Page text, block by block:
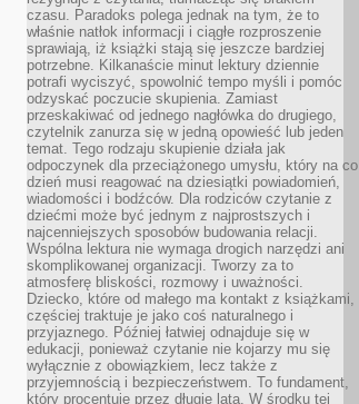
czasu. Paradoks polega jednak na tym, że to
właśnie natłok informacji i ciągłe rozproszenie
sprawiają, iż książki stają się jeszcze bardziej
potrzebne. Kilkanaście minut lektury dziennie
potrafi wyciszyć, spowolnić tempo myśli i pomóc
odzyskać poczucie skupienia. Zamiast
przeskakiwać od jednego nagłówka do drugiego,
czytelnik zanurza się w jedną opowieść lub jeden
temat. Tego rodzaju skupienie działa jak
odpoczynek dla przeciążonego umysłu, który na co
dzień musi reagować na dziesiątki powiadomień,
wiadomości i bodźców. Dla rodziców czytanie z
dziećmi może być jednym z najprostszych i
najcenniejszych sposobów budowania relacji.
Wspólna lektura nie wymaga drogich narzędzi ani
skomplikowanej organizacji. Tworzy za to
atmosferę bliskości, rozmowy i uważności.
Dziecko, które od małego ma kontakt z książkami,
częściej traktuje je jako coś naturalnego i
przyjaznego. Później łatwiej odnajduje się w
edukacji, ponieważ czytanie nie kojarzy mu się
wyłącznie z obowiązkiem, lecz także z
przyjemnością i bezpieczeństwem. To fundament,
który procentuje przez długie lata. W środku tej